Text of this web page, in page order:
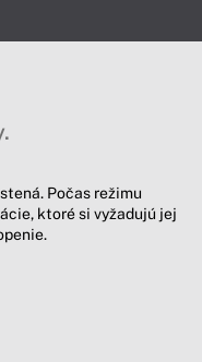
Počas režimu
ktoré si vyžadujú jej